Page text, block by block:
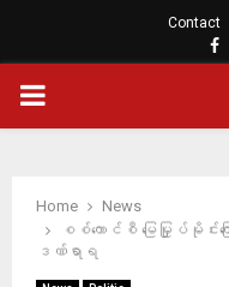
Contact
PRIMARY
Home
News
စစ်ကောင်စီ မြေမြှုပ်မိုင်း
ဒဏ်ရာရ